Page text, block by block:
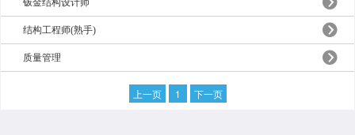
钣金结构设计师
结构工程师(熟手)
质量管理
上一页 1 下一页